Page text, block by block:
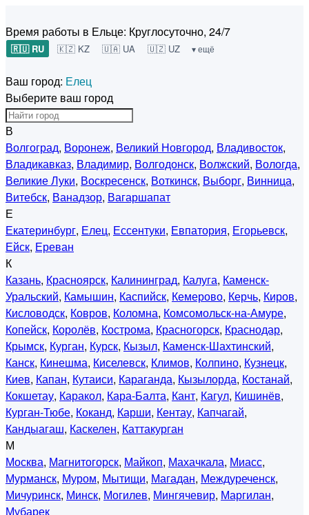
Время работы в Ельце: Круглосуточно, 24/7
🇷🇺 RU 🇰🇿 KZ 🇺🇦 UA 🇺🇿 UZ ▾ ещё
Ваш город: Елец
Выберите ваш город
В
Волгоград, Воронеж, Великий Новгород, Владивосток,
Владикавказ, Владимир, Волгодонск, Волжский, Вологда,
Великие Луки, Воскресенск, Воткинск, Выборг, Винница,
Витебск, Ванадзор, Вагаршапат
Е
Екатеринбург, Елец, Ессентуки, Евпатория, Егорьевск,
Ейск, Ереван
К
Казань, Красноярск, Калининград, Калуга, Каменск-
Уральский, Камышин, Каспийск, Кемерово, Керчь, Киров,
Кисловодск, Ковров, Коломна, Комсомольск-на-Амуре,
Копейск, Королёв, Кострома, Красногорск, Краснодар,
Крымск, Курган, Курск, Кызыл, Каменск-Шахтинский,
Канск, Кинешма, Киселевск, Климов, Колпино, Кузнецк,
Киев, Капан, Кутаиси, Караганда, Кызылорда, Костанай,
Кокшетау, Каракол, Кара-Балта, Кант, Кагул, Кишинёв,
Курган-Тюбе, Коканд, Карши, Кентау, Капчагай,
Кандыагаш, Каскелен, Каттакурган
М
Москва, Магнитогорск, Майкоп, Махачкала, Миасс,
Мурманск, Муром, Мытищи, Магадан, Междуреченск,
Мичуринск, Минск, Могилев, Мингячевир, Маргилан,
Мубарек